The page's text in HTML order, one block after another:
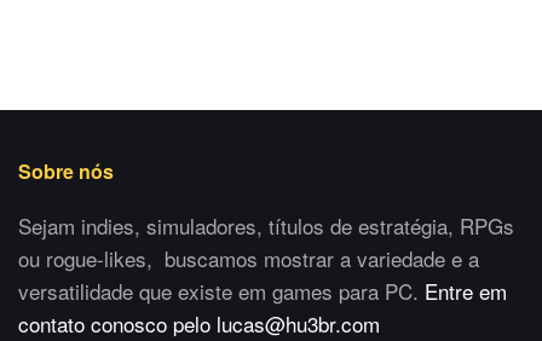
Sobre nós
Sejam indies, simuladores, títulos de estratégia, RPGs
ou rogue-likes, buscamos mostrar a variedade e a
versatilidade que existe em games para PC. Entre em
contato conosco pelo lucas@hu3br.com